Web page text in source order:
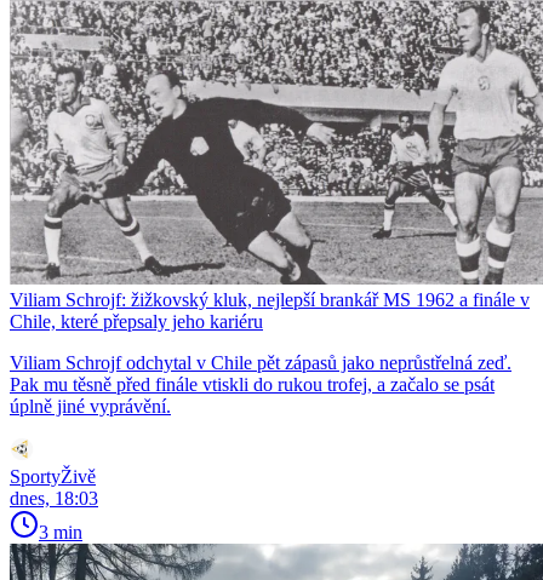
Viliam Schrojf: žižkovský kluk, nejlepší brankář MS 1962 a finále v
Chile, které přepsaly jeho kariéru
Viliam Schrojf odchytal v Chile pět zápasů jako neprůstřelná zeď.
Pak mu těsně před finále vtiskli do rukou trofej, a začalo se psát
úplně jiné vyprávění.
SportyŽivě
dnes, 18:03
3 min